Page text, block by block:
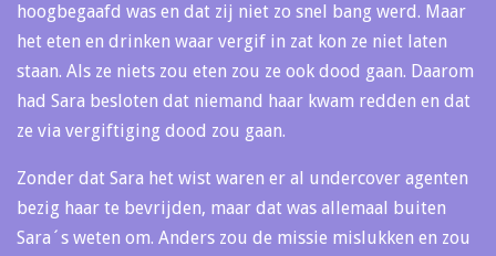
hoogbegaafd was en dat zij niet zo snel bang werd. Maar
het eten en drinken waar vergif in zat kon ze niet laten
staan. Als ze niets zou eten zou ze ook dood gaan. Daarom
had Sara besloten dat niemand haar kwam redden en dat
ze via vergiftiging dood zou gaan.
Zonder dat Sara het wist waren er al undercover agenten
bezig haar te bevrijden, maar dat was allemaal buiten
Sara´s weten om. Anders zou de missie mislukken en zou